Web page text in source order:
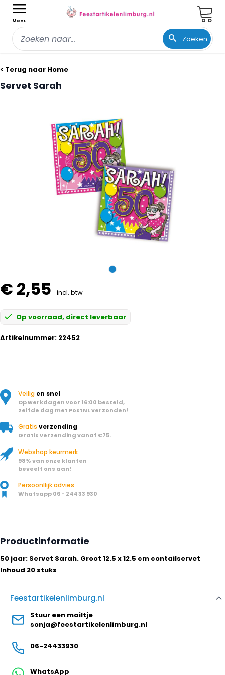
Menu
Zoeken
< Terug naar Home
Servet Sarah
€ 2,55 incl. btw
Op voorraad, direct leverbaar
Artikelnummer: 22452
Veilig en snel
Op werkdagen voor 16:00 besteld,
zelfde dag met PostNL verzonden!
Gratis verzending
Gratis verzending vanaf €75.
Webshop keurmerk
98% van onze klanten
beveelt ons aan!
Persoonllijk advies
Whatsapp 06 - 244 33 930
Productinformatie
50 jaar: Servet Sarah. Groot 12.5 x 12.5 cm contailservet
Inhoud 20 stuks
Feestartikelenlimburg.nl
Stuur een mailtje
sonja@feestartikelenlimburg.nl
06-24433930
WhatsApp